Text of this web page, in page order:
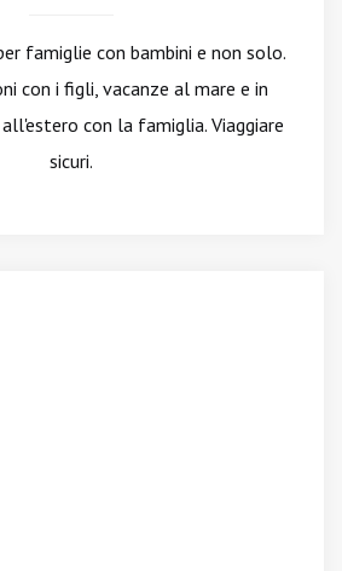
famiglie con bambini e non solo.
con i figli, vacanze al mare e in
con la famiglia. Viaggiare
sicuri.